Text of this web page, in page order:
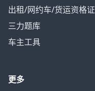
出租/网约车/货运资格证
三力题库
车主工具
更多